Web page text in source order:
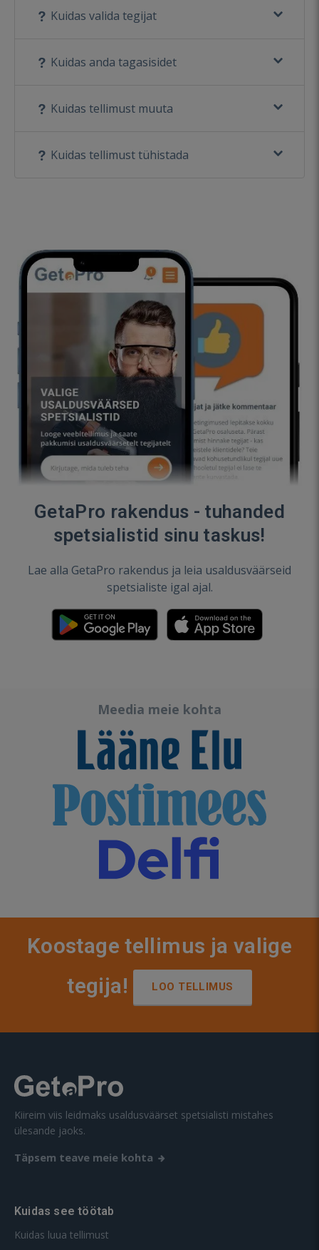
Kuidas valida tegijat
Kuidas anda tagasisidet
Kuidas tellimust muuta
Kuidas tellimust tühistada
GetaPro rakendus - tuhanded
spetsialistid sinu taskus!
Lae alla GetaPro rakendus ja leia usaldusväärseid
spetsialiste igal ajal.
Meedia meie kohta
Koostage tellimus ja valige
tegija!
LOO TELLIMUS
Kiireim viis leidmaks usaldusväärset spetsialisti mistahes
ülesande jaoks.
Täpsem teave meie kohta
Kuidas see töötab
Kuidas luua tellimust